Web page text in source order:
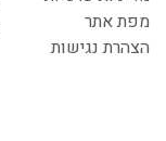
מפת אתר
הצהרת נגישות